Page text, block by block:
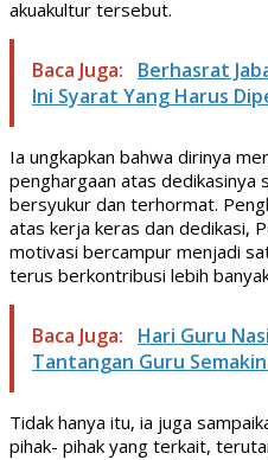
akuakultur tersebut.
Baca Juga:
Berhasrat
Ini Syarat Yang Harus
Ia ungkapkan bahwa dirinya
penghargaan atas dedikasinya
bersyukur dan terhormat.
atas kerja keras dan dedikasi,
motivasi bercampur menjadi
terus berkontribusi lebih
Baca Juga:
Hari Guru
Tantangan Guru
Tidak hanya itu, ia juga
pihak- pihak yang terkait,